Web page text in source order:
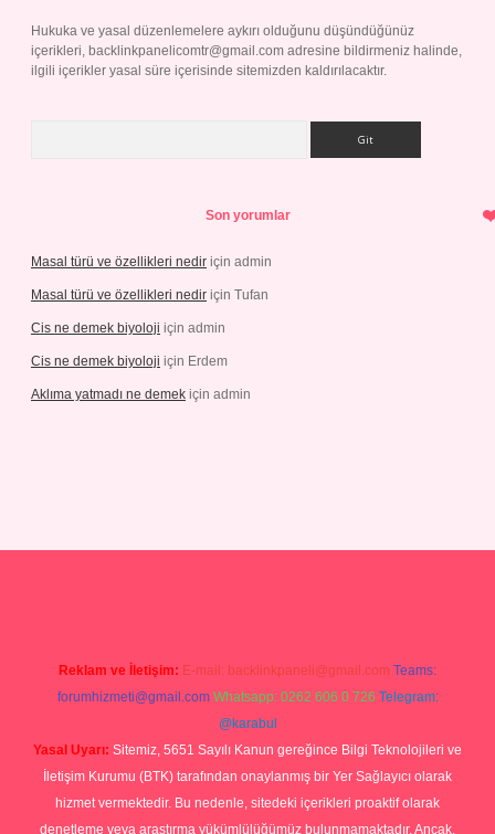
Hukuka ve yasal düzenlemelere aykırı olduğunu düşündüğünüz
içerikleri, backlinkpanelicomtr@gmail.com adresine bildirmeniz halinde,
ilgili içerikler yasal süre içerisinde sitemizden kaldırılacaktır.
Son yorumlar
Masal türü ve özellikleri nedir için admin
Masal türü ve özellikleri nedir için Tufan
Cis ne demek biyoloji için admin
Cis ne demek biyoloji için Erdem
Aklıma yatmadı ne demek için admin
Reklam ve İletişim: E-mail: backlinkpaneli@gmail.com Teams:
forumhizmeti@gmail.com Whatsapp: 0262 606 0 726 Telegram:
@karabul
Yasal Uyarı: Sitemiz, 5651 Sayılı Kanun gereğince Bilgi Teknolojileri ve
İletişim Kurumu (BTK) tarafından onaylanmış bir Yer Sağlayıcı olarak
hizmet vermektedir. Bu nedenle, sitedeki içerikleri proaktif olarak
denetleme veya araştırma yükümlülüğümüz bulunmamaktadır. Ancak,